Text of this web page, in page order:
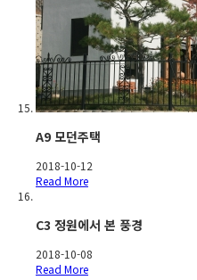
A9 모던주택
2018-10-12
Read More
C3 정원에서 본 풍경
2018-10-08
Read More